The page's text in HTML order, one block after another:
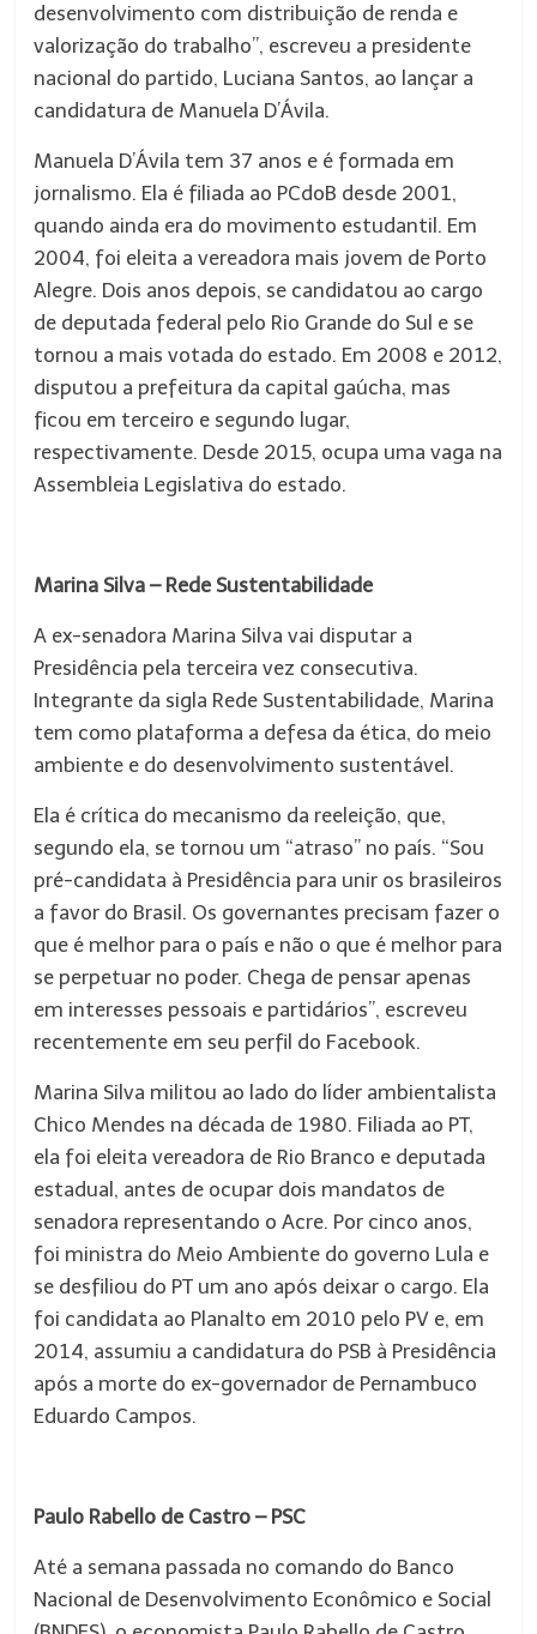
desenvolvimento com distribuição de renda e
valorização do trabalho”, escreveu a presidente
nacional do partido, Luciana Santos, ao lançar a
candidatura de Manuela D’Ávila.
Manuela D’Ávila tem 37 anos e é formada em
jornalismo. Ela é filiada ao PCdoB desde 2001,
quando ainda era do movimento estudantil. Em
2004, foi eleita a vereadora mais jovem de Porto
Alegre. Dois anos depois, se candidatou ao cargo
de deputada federal pelo Rio Grande do Sul e se
tornou a mais votada do estado. Em 2008 e 2012,
disputou a prefeitura da capital gaúcha, mas
ficou em terceiro e segundo lugar,
respectivamente. Desde 2015, ocupa uma vaga na
Assembleia Legislativa do estado.
Marina Silva – Rede Sustentabilidade
A ex-senadora Marina Silva vai disputar a
Presidência pela terceira vez consecutiva.
Integrante da sigla Rede Sustentabilidade, Marina
tem como plataforma a defesa da ética, do meio
ambiente e do desenvolvimento sustentável.
Ela é crítica do mecanismo da reeleição, que,
segundo ela, se tornou um “atraso” no país. “Sou
pré-candidata à Presidência para unir os brasileiros
a favor do Brasil. Os governantes precisam fazer o
que é melhor para o país e não o que é melhor para
se perpetuar no poder. Chega de pensar apenas
em interesses pessoais e partidários”, escreveu
recentemente em seu perfil do Facebook.
Marina Silva militou ao lado do líder ambientalista
Chico Mendes na década de 1980. Filiada ao PT,
ela foi eleita vereadora de Rio Branco e deputada
estadual, antes de ocupar dois mandatos de
senadora representando o Acre. Por cinco anos,
foi ministra do Meio Ambiente do governo Lula e
se desfiliou do PT um ano após deixar o cargo. Ela
foi candidata ao Planalto em 2010 pelo PV e, em
2014, assumiu a candidatura do PSB à Presidência
após a morte do ex-governador de Pernambuco
Eduardo Campos.
Paulo Rabello de Castro – PSC
Até a semana passada no comando do Banco
Nacional de Desenvolvimento Econômico e Social